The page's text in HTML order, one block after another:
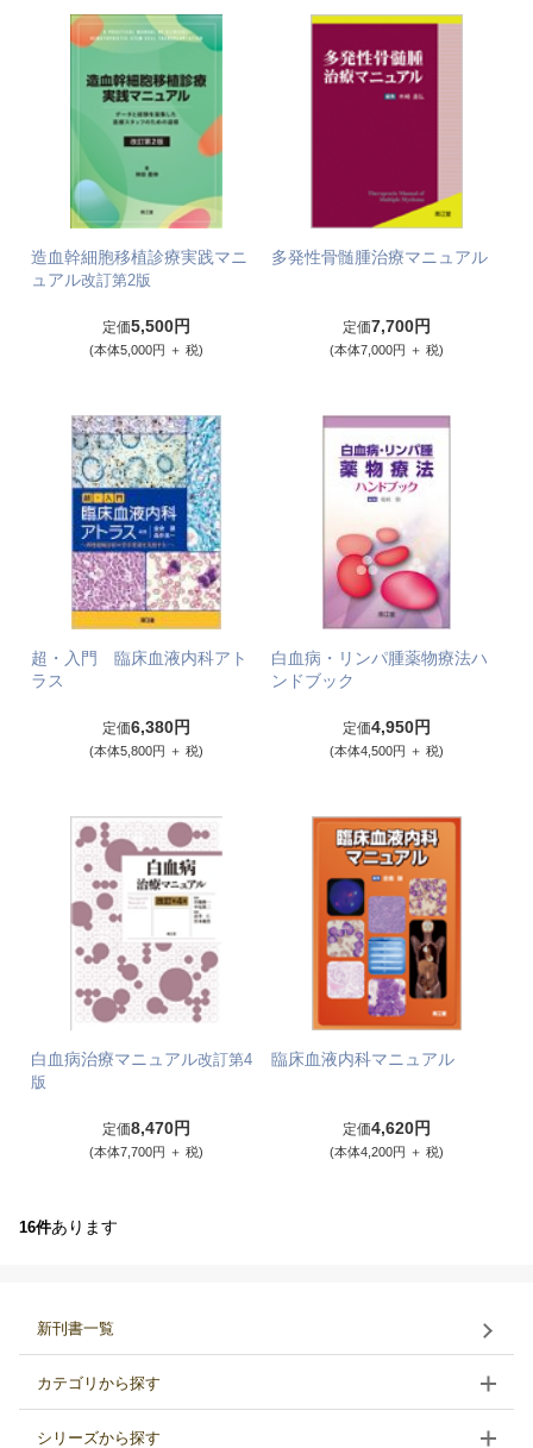
造血幹細胞移植診療実践マニ
ュアル改訂第2版
定価5,500円
(本体5,000円 ＋ 税)
多発性骨髄腫治療マニュアル
定価7,700円
(本体7,000円 ＋ 税)
超・入門 臨床血液内科アト
ラス
定価6,380円
(本体5,800円 ＋ 税)
白血病・リンパ腫薬物療法ハ
ンドブック
定価4,950円
(本体4,500円 ＋ 税)
白血病治療マニュアル改訂第4
版
定価8,470円
(本体7,700円 ＋ 税)
臨床血液内科マニュアル
定価4,620円
(本体4,200円 ＋ 税)
16件あります
新刊書一覧
カテゴリから探す
シリーズから探す